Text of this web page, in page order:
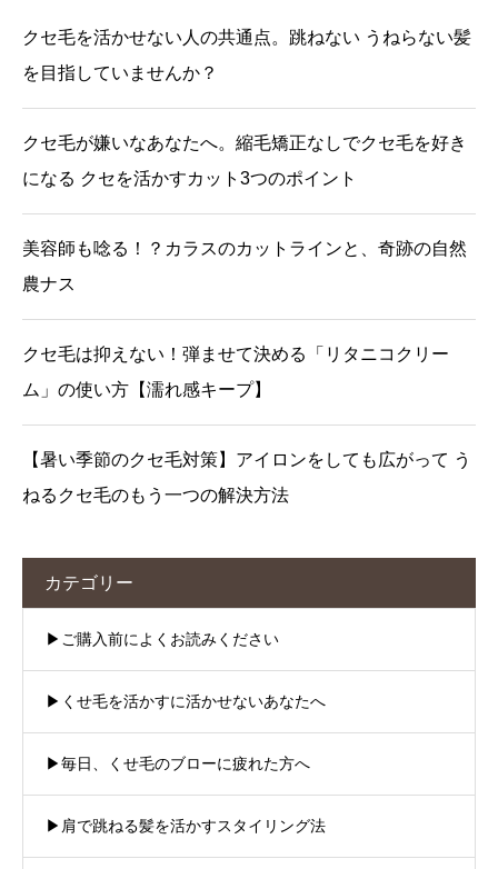
クセ毛を活かせない人の共通点。跳ねない うねらない髪
を目指していませんか？
クセ毛が嫌いなあなたへ。縮毛矯正なしでクセ毛を好き
になる クセを活かすカット3つのポイント
美容師も唸る！？カラスのカットラインと、奇跡の自然
農ナス
クセ毛は抑えない！弾ませて決める「リタニコクリー
ム」の使い方【濡れ感キープ】
【暑い季節のクセ毛対策】アイロンをしても広がって う
ねるクセ毛のもう一つの解決方法
カテゴリー
▶︎ご購入前によくお読みください
▶︎くせ毛を活かすに活かせないあなたへ
▶︎毎日、くせ毛のブローに疲れた方へ
▶︎肩で跳ねる髪を活かすスタイリング法